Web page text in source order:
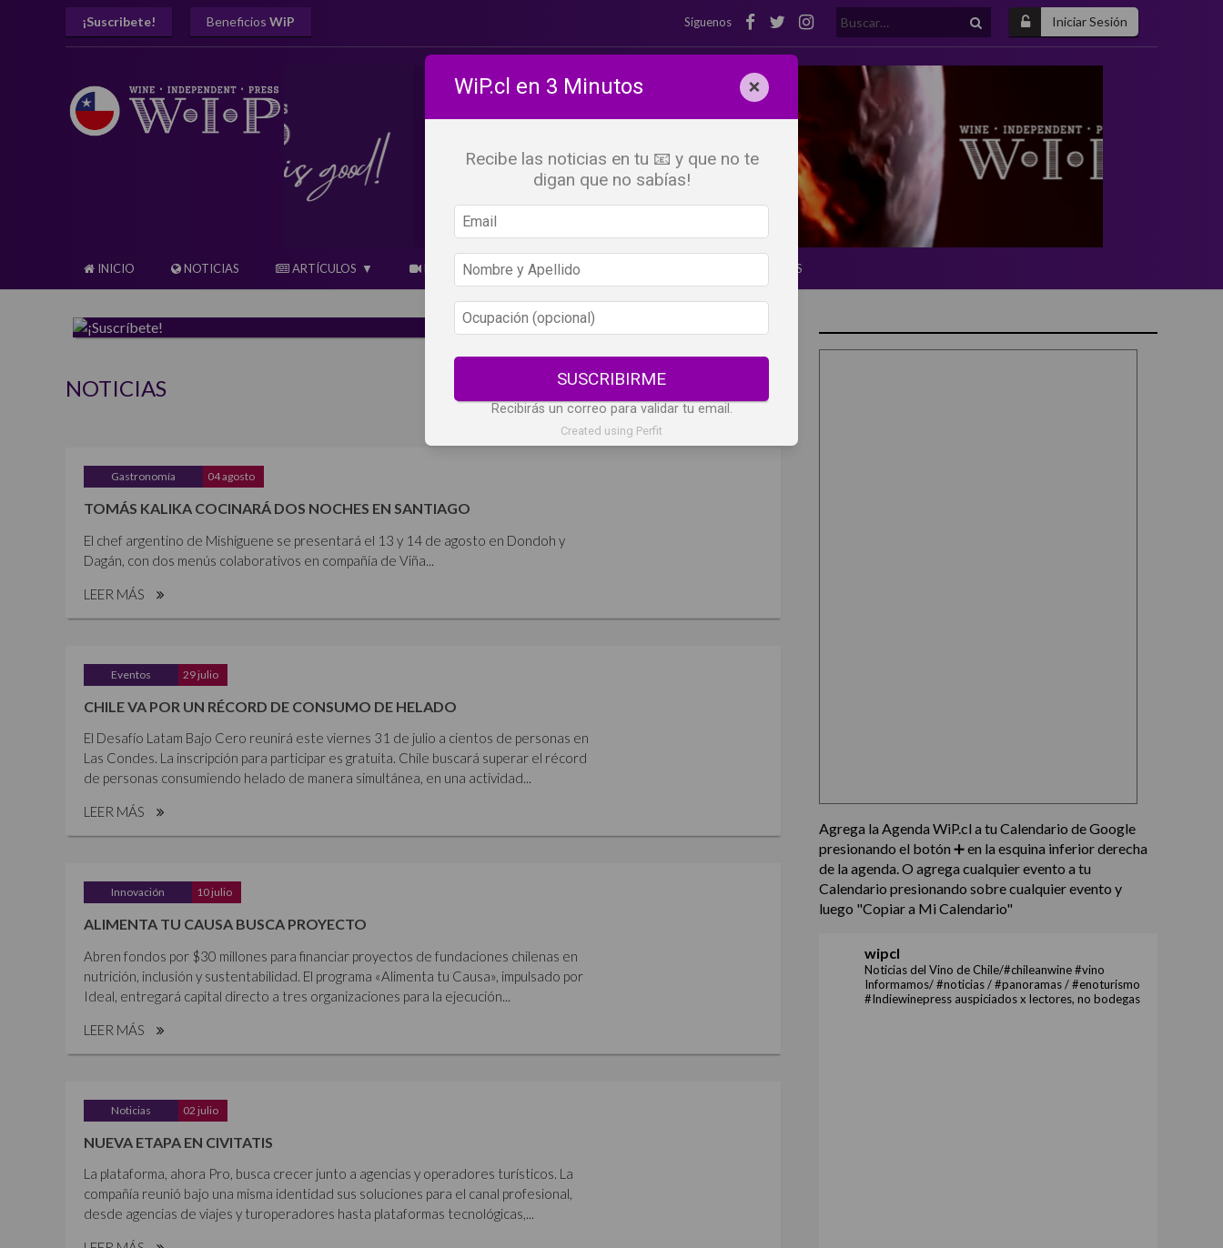
Iniciar Sesión
¡Suscribete! Beneficios WiP Buscar:
Síguenos
INICIO NOTICIAS ARTÍCULOS BEBER X LOS OJOS GLOSARIO DEL VINO PANORAMAS
NOTICIAS
Gastronomía 04 agosto
TOMÁS KALIKA COCINARÁ DOS NOCHES EN SANTIAGO
El chef argentino de Mishiguene se presentará el 13 y 14 de agosto en Dondoh y
Dagán, con dos menús colaborativos en compañía de Viña...
LEER MÁS
Eventos 29 julio
CHILE VA POR UN RÉCORD DE CONSUMO DE HELADO
El Desafío Latam Bajo Cero reunirá este viernes 31 de julio a cientos de personas en
Las Condes. La inscripción para participar es gratuita. Chile buscará superar el récord
de personas consumiendo helado de manera simultánea, en una actividad...
LEER MÁS
Innovación 10 julio
ALIMENTA TU CAUSA BUSCA PROYECTO
Abren fondos por $30 millones para financiar proyectos de fundaciones chilenas en
nutrición, inclusión y sustentabilidad. El programa «Alimenta tu Causa», impulsado por
Ideal, entregará capital directo a tres organizaciones para la ejecución...
LEER MÁS
Noticias 02 julio
NUEVA ETAPA EN CIVITATIS
La plataforma, ahora Pro, busca crecer junto a agencias y operadores turísticos. La
compañía reunió bajo una misma identidad sus soluciones para el canal profesional,
desde agencias de viajes y turoperadores hasta plataformas tecnológicas,...
Agrega la Agenda WiP.cl a tu Calendario de Google
presionando el botón ➕ en la esquina inferior derecha
de la agenda. O agrega cualquier evento a tu
Calendario presionando sobre cualquier evento y
luego "Copiar a Mi Calendario"
wipcl
Noticias del Vino de Chile/#chileanwine #vino
Informamos/ #noticias / #panoramas / #enoturismo
#Indiewinepress auspiciados x lectores, no bodegas
WiP.cl en 3 Minutos ×
Recibe las noticias en tu 📧 y que no te
digan que no sabías!
SUSCRIBIRME
Recibirás un correo para validar tu email.
Created using Perfit